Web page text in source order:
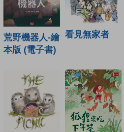
荒野機器人-繪
本版 (電子書)
看見無家者